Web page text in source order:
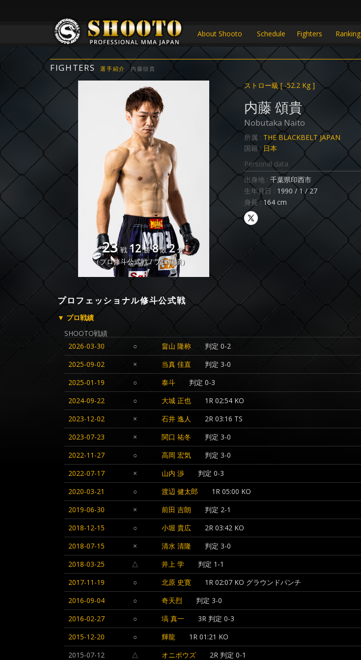
About Shooto Schedule Fighters Ranking
FIGHTERS 選手紹介 内藤頌貴
23 戦 12 勝 8 敗 2 分
（プロ修斗公式戦 / プロ戦績）
ストロー級[ -52.2 Kg ]
内藤 頌貴
Nobutaka Naito
所属 : THE BLACKBELT JAPAN
国籍 : 日本
Personal data
出身地 : 千葉県印西市
生年月日 : 1990 / 1 / 27
身長 :164 cm
プロフェッショナル修斗公式戦
▼ プロ戦績
SHOOTO戦績
2026-03-30
○ 畠山 隆称
判定 0-2
2025-09-02
× 当真 佳直
判定 3-0
2025-01-19
○ 泰斗
判定 0-3
2024-09-22
○ 大城 正也
1R 02:54 KO
2023-12-02
× 石井 逸人
2R 03:16 TS
2023-07-23
× 関口 祐冬
判定 3-0
2022-11-27
○ 高岡 宏気
判定 3-0
2022-07-17
× 山内 渉
判定 0-3
2020-03-21
○ 渡辺 健太郎
1R 05:00 KO
2019-06-30
× 前田 吉朗
判定 2-1
2018-12-15
○ 小堀 貴広
2R 03:42 KO
2018-07-15
× 清水 清隆
判定 3-0
2018-03-25
△ 井上 学
判定 1-1
2017-11-19
○ 北原 史寛
1R 02:07 KO グラウンドパンチ
2016-09-04
○ 奇天烈
判定 3-0
2016-02-27
○ 塙 真一
3R 判定 0-3
2015-12-20
○ 輝龍
1R 01:21 KO
2015-07-12
△ オニボウズ 2R 判定 0-1